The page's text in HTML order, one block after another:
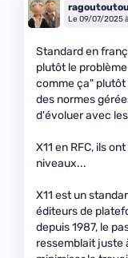
ragoutoutou
Le 09/07/2025
Standard en
plutôt le
comme ça" plutôt
des normes
d'évoluer avec
X11 en RFC, ils
niveaux...
X11 est un
éditeurs de
depuis 1987, le
ressemblait juste